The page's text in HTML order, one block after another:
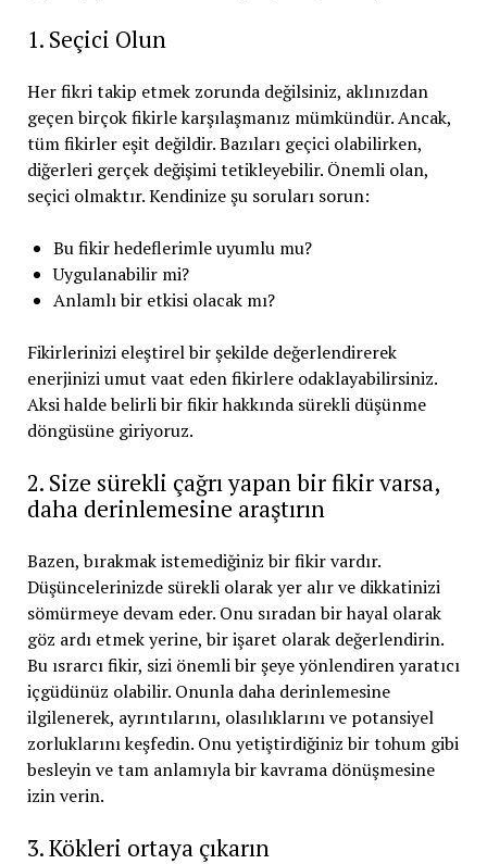
1. Seçici Olun
Her fikri takip etmek zorunda değilsiniz, aklınızdan
geçen birçok fikirle karşılaşmanız mümkündür. Ancak,
tüm fikirler eşit değildir. Bazıları geçici olabilirken,
diğerleri gerçek değişimi tetikleyebilir. Önemli olan,
seçici olmaktır. Kendinize şu soruları sorun:
Bu fikir hedeflerimle uyumlu mu?
Uygulanabilir mi?
Anlamlı bir etkisi olacak mı?
Fikirlerinizi eleştirel bir şekilde değerlendirerek
enerjinizi umut vaat eden fikirlere odaklayabilirsiniz.
Aksi halde belirli bir fikir hakkında sürekli düşünme
döngüsüne giriyoruz.
2. Size sürekli çağrı yapan bir fikir varsa,
daha derinlemesine araştırın
Bazen, bırakmak istemediğiniz bir fikir vardır.
Düşüncelerinizde sürekli olarak yer alır ve dikkatinizi
sömürmeye devam eder. Onu sıradan bir hayal olarak
göz ardı etmek yerine, bir işaret olarak değerlendirin.
Bu ısrarcı fikir, sizi önemli bir şeye yönlendiren yaratıcı
içgüdünüz olabilir. Onunla daha derinlemesine
ilgilenerek, ayrıntılarını, olasılıklarını ve potansiyel
zorluklarını keşfedin. Onu yetiştirdiğiniz bir tohum gibi
besleyin ve tam anlamıyla bir kavrama dönüşmesine
izin verin.
3. Kökleri ortaya çıkarın